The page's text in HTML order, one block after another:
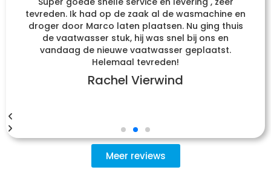
tevreden. Ik had op de zaak al de wasmachine en
droger door Marco laten plaatsen. Nu ging thuis
de vaatwasser stuk, hij was snel bij ons en
vandaag de nieuwe vaatwasser geplaatst.
Helemaal tevreden!
Rachel Vierwind
Meer reviews